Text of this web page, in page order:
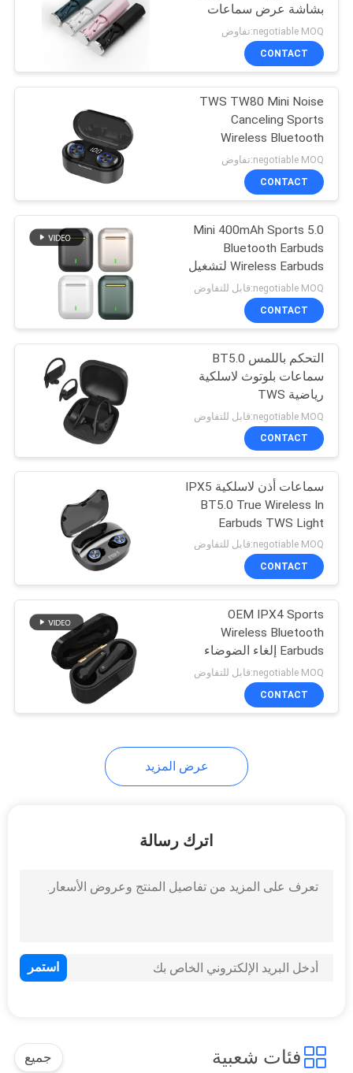
PRIVACY
POLICY
سماعات بلوتوث
لاسلكية مقاومة للعرق
19
سماعات لاسلكية
خفيفة الوزن
46
سماعات لاسلكية
داخل الاذن
21
سماعات أذن ستيريو
لاسلكية حقيقية
20
بنك طاقة نحيف للغاية
بنك طاقة USB مزدوج
محمول
بشاشة عرض سماعات
رأس رياضية Tws
negotiable MOQ:تفاوض
CONTACT
TWS TW80 Mini Noise
Canceling Sports
Wireless Bluetooth
Earbuds 3D Stereo
negotiable MOQ:تفاوض
CONTACT
5.0 Mini 400mAh Sports
Bluetooth Earbuds
Wireless Earbuds لتشغيل
negotiable MOQ:قابل للتفاوض
CONTACT
التحكم باللمس BT5.0
سماعات بلوتوث لاسلكية
رياضية TWS
negotiable MOQ:قابل للتفاوض
CONTACT
سماعات أذن لاسلكية IPX5
BT5.0 True Wireless In
Earbuds TWS Light
مقاومة للماء
negotiable MOQ:قابل للتفاوض
CONTACT
OEM IPX4 Sports
Wireless Bluetooth
Earbuds إلغاء الضوضاء
في سماعات الأذن
negotiable MOQ:قابل للتفاوض
CONTACT
عرض المزيد
اترك رسالة
فئات شعبية جميع